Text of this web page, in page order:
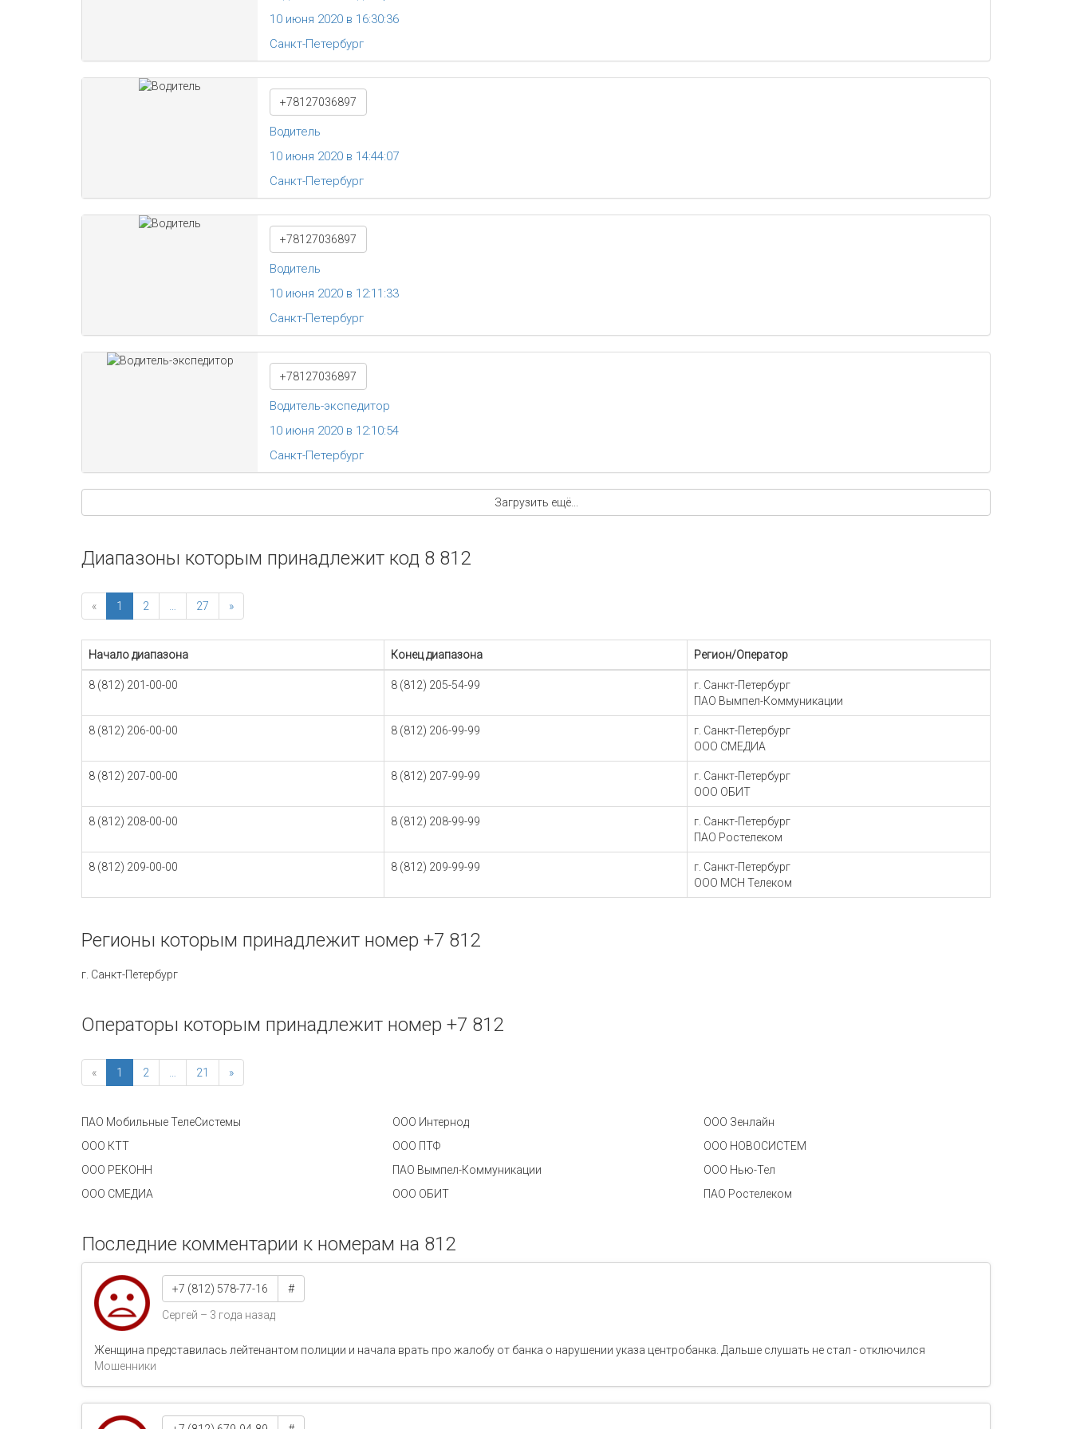
10 июня 2020 в 16:30:36
Санкт-Петербург
+78127036897
Водитель
10 июня 2020 в 14:44:07
Санкт-Петербург
+78127036897
Водитель
10 июня 2020 в 12:11:33
Санкт-Петербург
+78127036897
Водитель-экспедитор
10 июня 2020 в 12:10:54
Санкт-Петербург
Загрузить ещё...
Диапазоны которым принадлежит код 8 812
« 1 2 27 »
Начало диапазона Конец диапазона Регион/Оператор
8 (812) 201-00-00 8 (812) 205-54-99
г. Санкт-Петербург
ПАО Вымпел-Коммуникации
8 (812) 206-00-00 8 (812) 206-99-99
г. Санкт-Петербург
ООО СМЕДИА
8 (812) 207-00-00 8 (812) 207-99-99
г. Санкт-Петербург
ООО ОБИТ
8 (812) 208-00-00 8 (812) 208-99-99
г. Санкт-Петербург
ПАО Ростелеком
8 (812) 209-00-00 8 (812) 209-99-99
г. Санкт-Петербург
ООО МСН Телеком
Регионы которым принадлежит номер +7 812
г. Санкт-Петербург
Операторы которым принадлежит номер +7 812
« 1 2 21 »
ПАО Мобильные ТелеСистемы ООО Интернод
ООО Зенлайн
ООО КТТ
ООО ПТФ
ООО НОВОСИСТЕМ
ООО РЕКОНН
ПАО Вымпел-Коммуникации
ООО Нью-Тел
ООО СМЕДИА
ООО ОБИТ ПАО Ростелеком
Последние комментарии к номерам на 812
+7 (812) 578-77-16 #
Сергей – 3 года назад
Женщина представилась лейтенантом полиции и начала врать про жалобу от банка о нарушении указа центробанка. Дальше слушать не стал - отключился
Мошенники